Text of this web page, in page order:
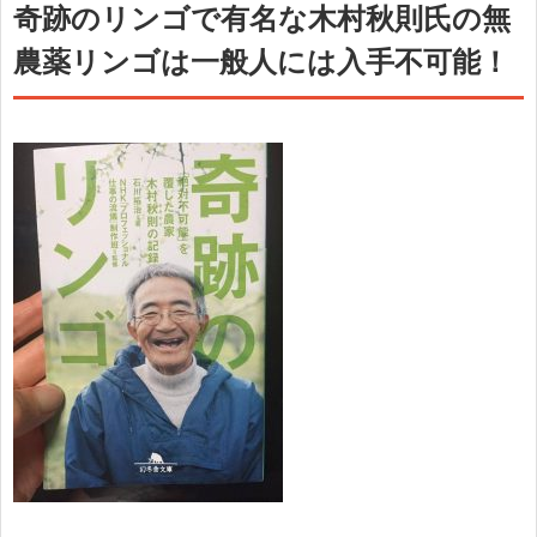
奇跡のリンゴで有名な木村秋則氏の無
農薬リンゴは一般人には入手不可能！